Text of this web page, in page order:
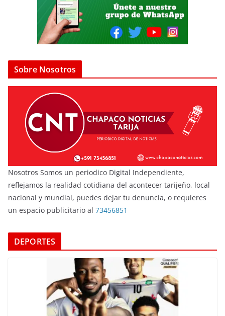
Sobre Nosotros
Nosotros Somos un periodico Digital Independiente,
reflejamos la realidad cotidiana del acontecer tarijeño, local
nacional y mundial, puedes dejar tu denuncia, o requieres
un espacio publicitario al 73456851
DEPORTES